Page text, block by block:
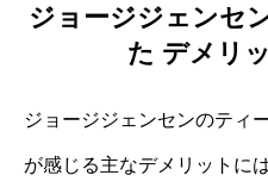
ジョージジェンセ
た デメリ
ジョージジェンセンのティ
が感じる主なデメリットに